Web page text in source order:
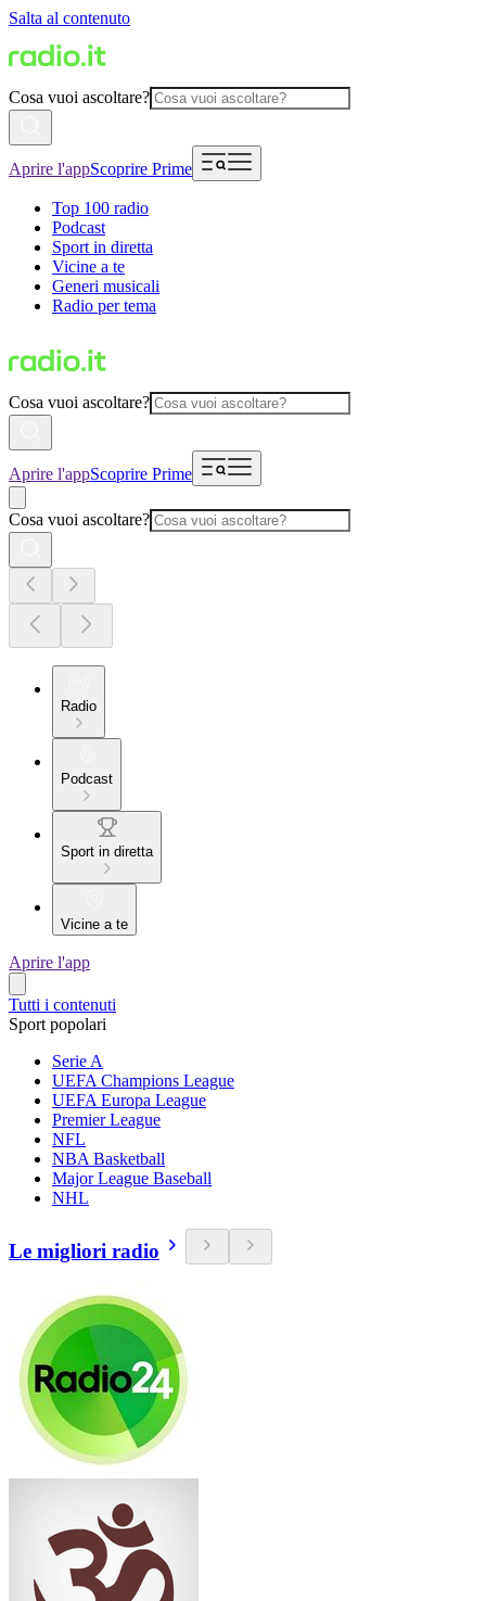
Salta al contenuto
Cosa vuoi ascoltare?
Aprire l'appScoprire Prime
Top 100 radio
Podcast
Sport in diretta
Vicine a te
Generi musicali
Radio per tema
Cosa vuoi ascoltare?
Aprire l'appScoprire Prime
Cosa vuoi ascoltare?
Radio
Podcast
Sport in diretta
Vicine a te
Aprire l'app
Tutti i contenuti
Sport popolari
Serie A
UEFA Champions League
UEFA Europa League
Premier League
NFL
NBA Basketball
Major League Baseball
NHL
Le migliori radio